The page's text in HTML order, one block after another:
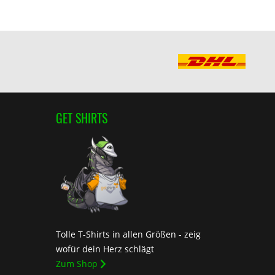
GET SHIRTS
Tolle T-Shirts in allen Größen - zeig
wofür dein Herz schlägt
Zum Shop